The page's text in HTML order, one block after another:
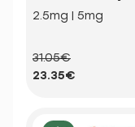
2.5mg | 5mg
31.05€
23.35€